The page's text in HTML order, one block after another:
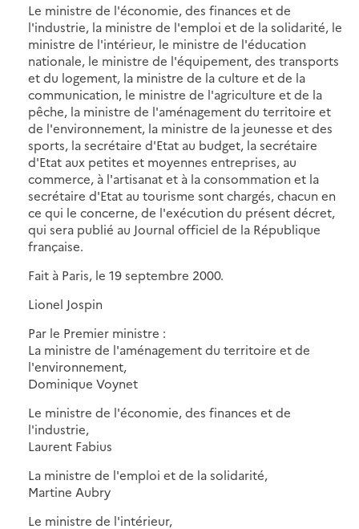
Le ministre de l'économie, des finances et de
l'industrie, la ministre de l'emploi et de la solidarité, le
ministre de l'intérieur, le ministre de l'éducation
nationale, le ministre de l'équipement, des transports
et du logement, la ministre de la culture et de la
communication, le ministre de l'agriculture et de la
pêche, la ministre de l'aménagement du territoire et
de l'environnement, la ministre de la jeunesse et des
sports, la secrétaire d'Etat au budget, la secrétaire
d'Etat aux petites et moyennes entreprises, au
commerce, à l'artisanat et à la consommation et la
secrétaire d'Etat au tourisme sont chargés, chacun en
ce qui le concerne, de l'exécution du présent décret,
qui sera publié au Journal officiel de la République
française.
Fait à Paris, le 19 septembre 2000.
Lionel Jospin
Par le Premier ministre :
La ministre de l'aménagement du territoire et de
l'environnement,
Dominique Voynet
Le ministre de l'économie, des finances et de
l'industrie,
Laurent Fabius
La ministre de l'emploi et de la solidarité,
Martine Aubry
Le ministre de l'intérieur,